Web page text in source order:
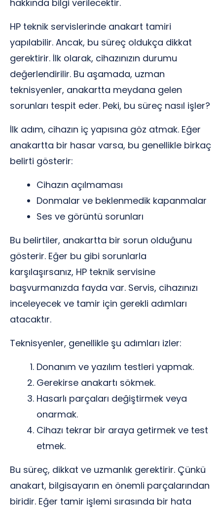
hakkında bilgi verilecektir.
HP teknik servislerinde anakart tamiri
yapılabilir. Ancak, bu süreç oldukça dikkat
gerektirir. İlk olarak, cihazınızın durumu
değerlendirilir. Bu aşamada, uzman
teknisyenler, anakartta meydana gelen
sorunları tespit eder. Peki, bu süreç nasıl işler?
İlk adım, cihazın iç yapısına göz atmak. Eğer
anakartta bir hasar varsa, bu genellikle birkaç
belirti gösterir:
Cihazın açılmaması
Donmalar ve beklenmedik kapanmalar
Ses ve görüntü sorunları
Bu belirtiler, anakartta bir sorun olduğunu
gösterir. Eğer bu gibi sorunlarla
karşılaşırsanız, HP teknik servisine
başvurmanızda fayda var. Servis, cihazınızı
inceleyecek ve tamir için gerekli adımları
atacaktır.
Teknisyenler, genellikle şu adımları izler:
Donanım ve yazılım testleri yapmak.
Gerekirse anakartı sökmek.
Hasarlı parçaları değiştirmek veya
onarmak.
Cihazı tekrar bir araya getirmek ve test
etmek.
Bu süreç, dikkat ve uzmanlık gerektirir. Çünkü
anakart, bilgisayarın en önemli parçalarından
biridir. Eğer tamir işlemi sırasında bir hata